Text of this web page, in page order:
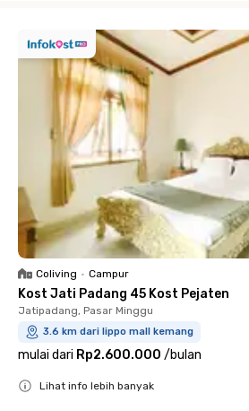
Coliving • Campur
Kost Jati Padang 45 Kost Pejaten
Jatipadang, Pasar Minggu
3.6 km dari lippo mall kemang
mulai dari Rp2.600.000 /bulan
Lihat info lebih banyak